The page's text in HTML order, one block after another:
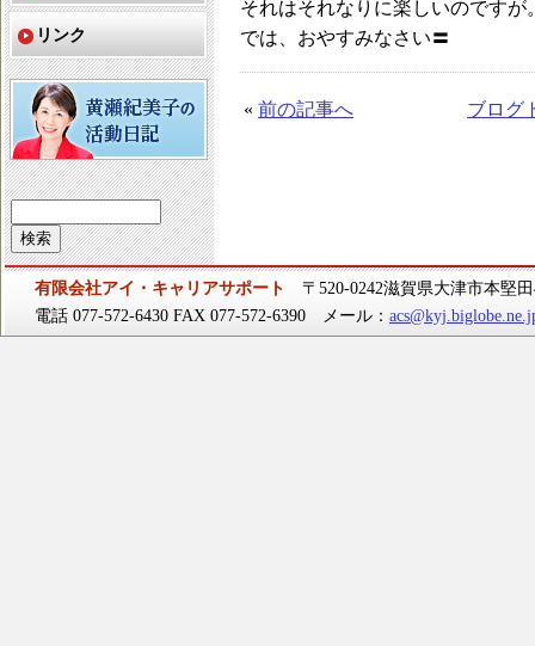
それはそれなりに楽しいのですが
では、おやすみなさい〓
« 前の記事へ ブログ
リンク
有限会社アイ・キャリアサポート
〒520-0242滋賀県大津市本堅
電話 077-572-6430 FAX 077-572-6390 メール：